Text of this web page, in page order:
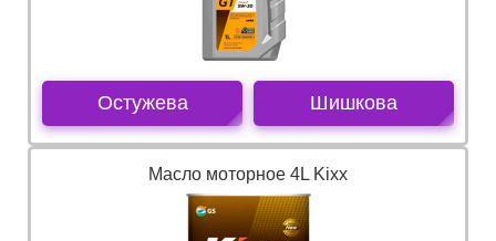
Остужева Шишкова
Масло моторное 4L Kixx